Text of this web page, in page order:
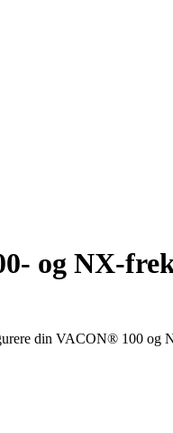
og NX-
din VACON® 100 og